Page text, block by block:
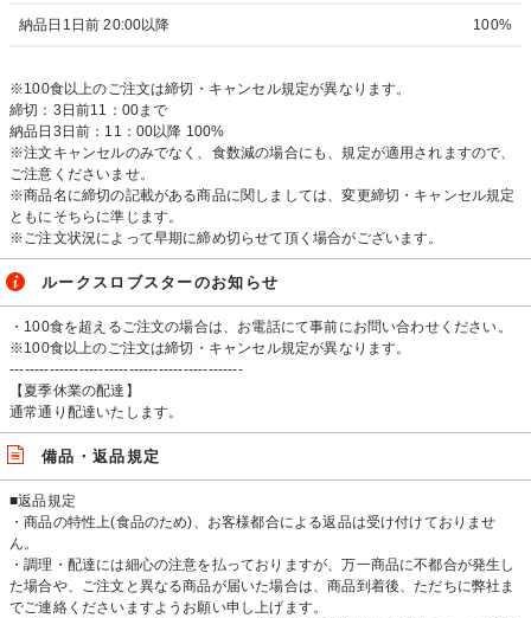
納品日1日前 20:00以降 100%
※100食以上のご注文は締切・キャンセル規定が異なります。
締切：3日前11：00まで
納品日3日前：11：00以降 100%
※注文キャンセルのみでなく、食数減の場合にも、規定が適用されますので、
ご注意くださいませ。
※商品名に締切の記載がある商品に関しましては、変更締切・キャンセル規定
ともにそちらに準じます。
※ご注文状況によって早期に締め切らせて頂く場合がございます。
ルークスロブスターのお知らせ
・100食を超えるご注文の場合は、お電話にて事前にお問い合わせください。
※100食以上のご注文は締切・キャンセル規定が異なります。
-----------------------------------------------
【夏季休業の配達】
通常通り配達いたします。
備品・返品規定
■返品規定
・商品の特性上(食品のため)、お客様都合による返品は受け付けておりませ
ん。
・調理・配達には細心の注意を払っておりますが、万一商品に不都合が発生し
た場合や、ご注文と異なる商品が届いた場合は、商品到着後、ただちに弊社ま
でご連絡くださいますようお願い申し上げます。